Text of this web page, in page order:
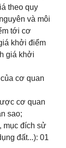
theo quy
và môi
tới cơ
khởi điểm
giá khởi
cơ quan
cơ quan
sao;
mục đích sử
đất...): 01